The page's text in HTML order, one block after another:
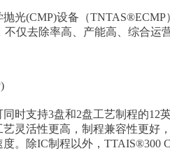
光(CMP)设备（
仅去除率高、产能高、综合运
时支持3盘和2盘工艺制程的12
灵活性更高，制程兼容性更
。除IC制程以外，